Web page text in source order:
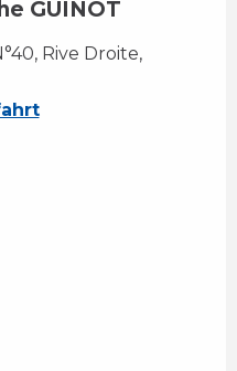
GUINOT
Rive Droite,